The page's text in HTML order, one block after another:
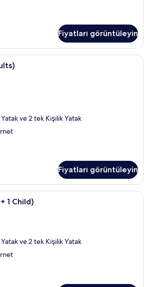
Fiyatları görüntüleyin
Minibar, odada kasa, masa, güneşlik/
ve 2 tek Kişilik Yatak
Fiyatları görüntüleyin
Minibar, odada kasa, masa, güneşlik/
1 Child)
ve 2 tek Kişilik Yatak